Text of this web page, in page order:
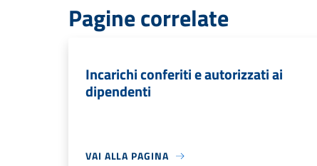
Pagine correlate
Incarichi conferiti e autorizzati ai
dipendenti
VAI ALLA PAGINA